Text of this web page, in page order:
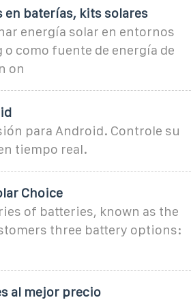
en baterías, kits solares
energía solar en entornos
como fuente de energía de
on
para Android. Controle su
tiempo real.
Choice
of batteries, known as the
three battery options:
al mejor precio